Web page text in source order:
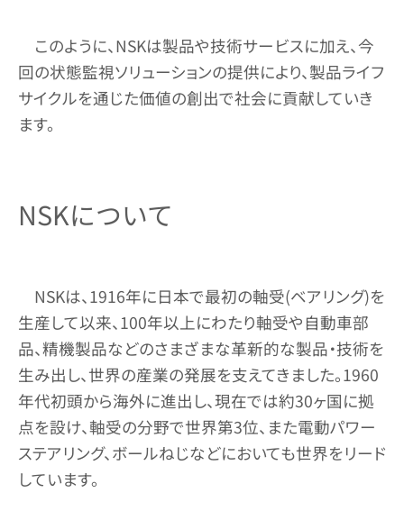
このように、NSKは製品や技術サービスに加え、今
回の状態監視ソリューションの提供により、製品ライフ
サイクルを通じた価値の創出で社会に貢献していき
ます。
NSKについて
NSKは、1916年に日本で最初の軸受(ベアリング)を
生産して以来、100年以上にわたり軸受や自動車部
品、精機製品などのさまざまな革新的な製品・技術を
生み出し、世界の産業の発展を支えてきました。1960
年代初頭から海外に進出し、現在では約30ヶ国に拠
点を設け、軸受の分野で世界第3位、また電動パワー
ステアリング、ボールねじなどにおいても世界をリード
しています。